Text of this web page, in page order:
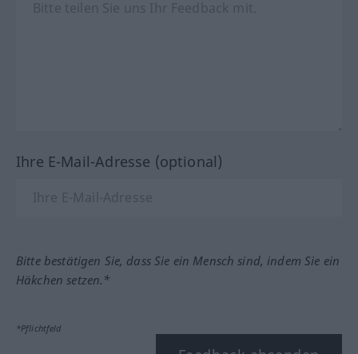
Ihre E-Mail-Adresse (optional)
Bitte bestätigen Sie, dass Sie ein Mensch sind, indem Sie ein
Häkchen setzen.*
*Pflichtfeld